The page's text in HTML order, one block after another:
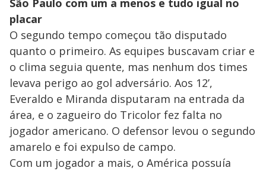
São Paulo com um a menos e tudo igual no
placar
O segundo tempo começou tão disputado
quanto o primeiro. As equipes buscavam criar e
o clima seguia quente, mas nenhum dos times
levava perigo ao gol adversário. Aos 12’,
Everaldo e Miranda disputaram na entrada da
área, e o zagueiro do Tricolor fez falta no
jogador americano. O defensor levou o segundo
amarelo e foi expulso de campo.
Com um jogador a mais, o América possuía